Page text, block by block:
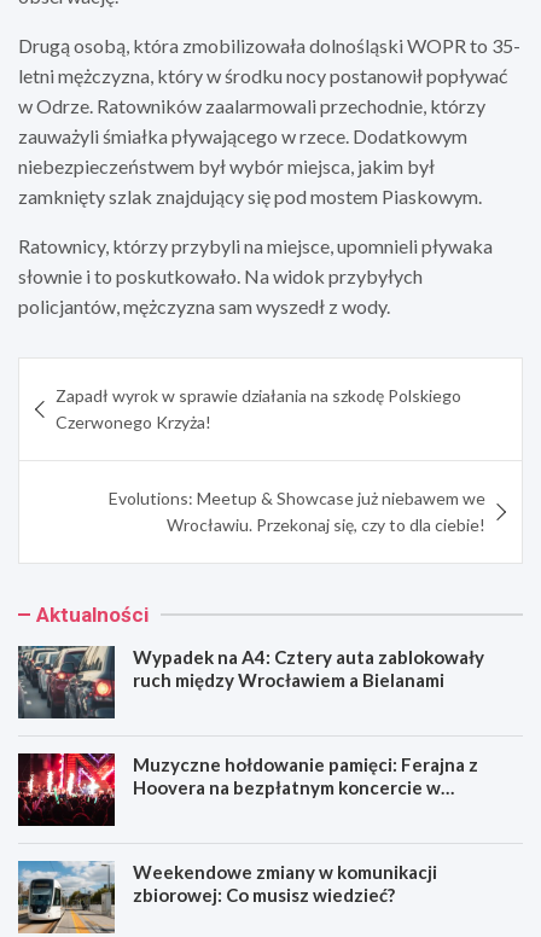
Drugą osobą, która zmobilizowała dolnośląski WOPR to 35-
letni mężczyzna, który w środku nocy postanowił popływać
w Odrze. Ratowników zaalarmowali przechodnie, którzy
zauważyli śmiałka pływającego w rzece. Dodatkowym
niebezpieczeństwem był wybór miejsca, jakim był
zamknięty szlak znajdujący się pod mostem Piaskowym.
Ratownicy, którzy przybyli na miejsce, upomnieli pływaka
słownie i to poskutkowało. Na widok przybyłych
policjantów, mężczyzna sam wyszedł z wody.
wpisu
Zapadł wyrok w sprawie działania na szkodę Polskiego
Czerwonego Krzyża!
Evolutions: Meetup & Showcase już niebawem we
Wrocławiu. Przekonaj się, czy to dla ciebie!
Aktualności
Wypadek na A4: Cztery auta zablokowały
ruch między Wrocławiem a Bielanami
Muzyczne hołdowanie pamięci: Ferajna z
Hoovera na bezpłatnym koncercie w
Weekendowe zmiany w komunikacji
zbiorowej: Co musisz wiedzieć?